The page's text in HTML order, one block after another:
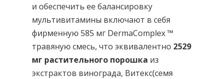
и обеспечить ее балансировку
мультивитамины включают в себя
фирменную 585 мг DermaComplex ™
травяную смесь, что эквивалентно 2529
мг растительного порошка из
экстрактов винограда, Витекс(семя